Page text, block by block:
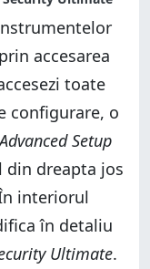
accesarea
toate
configurare, o
Advanced Setup
din dreapta jos
interiorul
în detaliu
Ultimate.